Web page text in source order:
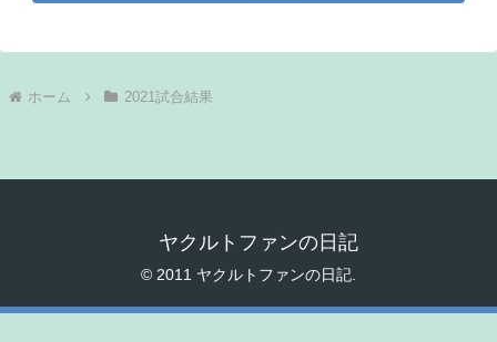
ホーム 2021試合結果
ヤクルトファンの日記
© 2011 ヤクルトファンの日記.